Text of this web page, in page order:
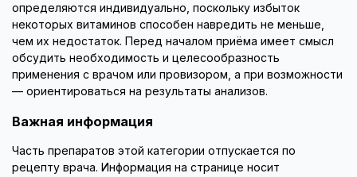
определяются индивидуально, поскольку избыток
некоторых витаминов способен навредить не меньше,
чем их недостаток. Перед началом приёма имеет смысл
обсудить необходимость и целесообразность
применения с врачом или провизором, а при возможности
— ориентироваться на результаты анализов.
Важная информация
Часть препаратов этой категории отпускается по
рецепту врача. Информация на странице носит